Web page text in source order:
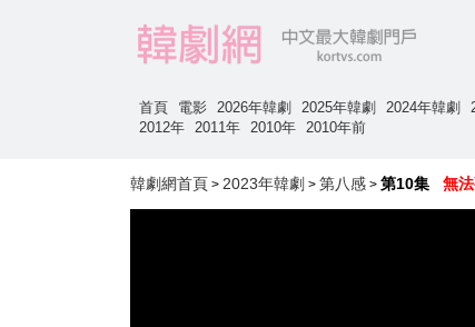
首頁 電影 2026年韓劇 2025年韓劇 2024年韓劇
2012年
2011年 2010年 2010年前
韓劇網首頁 > 2023年韓劇 > 第八感 > 第10集 無